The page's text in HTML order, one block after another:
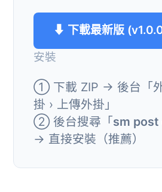
⬇ 下載最新版
安裝
① 下載 ZIP → 後台「
掛 › 上傳外掛」
② 後台搜尋「sm
→ 直接安裝（推薦）